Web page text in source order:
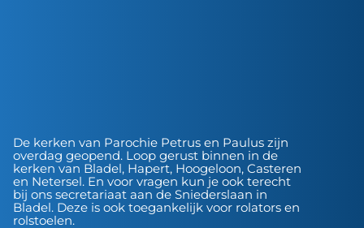
De kerken van Parochie Petrus en Paulus zijn
overdag geopend. Loop gerust binnen in de
kerken van Bladel, Hapert, Hoogeloon, Casteren
en Netersel. En voor vragen kun je ook terecht
bij ons secretariaat aan de Sniederslaan in
Bladel. Deze is ook toegankelijk voor rolators en
rolstoelen.